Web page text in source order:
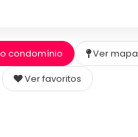
condomínio
Ver mapa
Ver favoritos